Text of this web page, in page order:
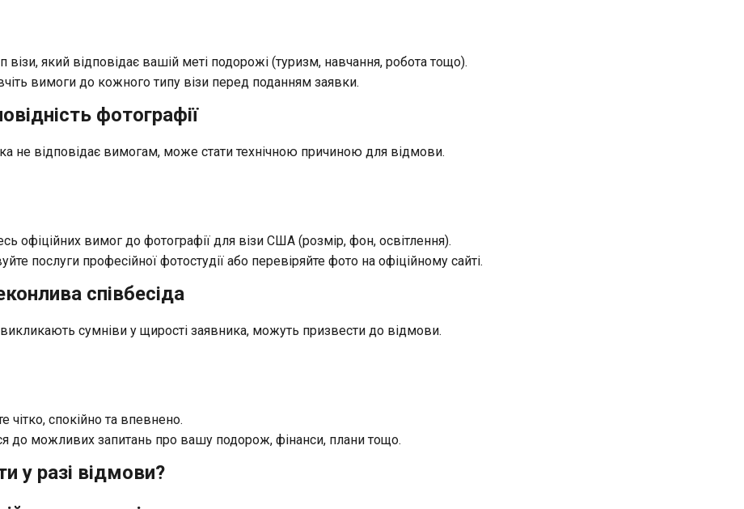
візи, який відповідає вашій меті подорожі (туризм, навчання, робота тощо).
вимоги до кожного типу візи перед поданням заявки.
фотографії
не відповідає вимогам, може стати технічною причиною для відмови.
офіційних вимог до фотографії для візи США (розмір, фон, освітлення).
послуги професійної фотостудії або перевіряйте фото на офіційному сайті.
співбесіда
викликають сумніви у щирості заявника, можуть призвести до відмови.
чітко, спокійно та впевнено.
до можливих запитань про вашу подорож, фінанси, плани тощо.
у разі відмови?